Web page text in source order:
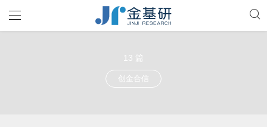
13 篇
创金合信